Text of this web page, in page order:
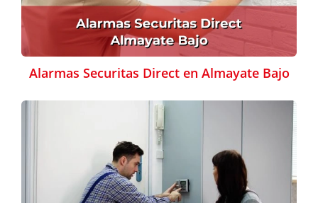
Alarmas Securitas Direct en Almayate Bajo